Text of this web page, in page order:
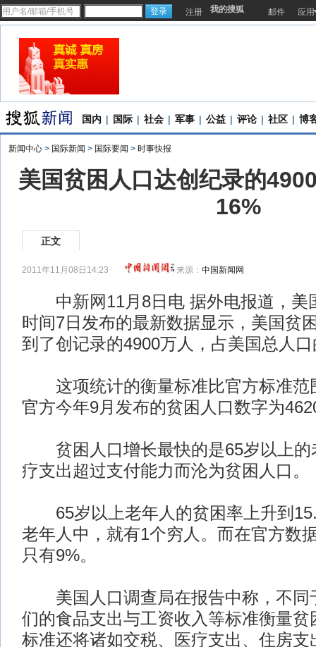
注册 我的搜狐 邮件 应用
国内 | 国际 | 社会 | 军事 | 公益 | 评论 | 社区 | 博
新闻中心 > 国际新闻 > 国际要闻 > 时事快报
美国贫困人口达创纪录的
16%
正文
2011年11月08日14:23 来源： 中国新闻网
中新网11月8日电 据外电报道，美
时间7日发布的最新数据显示，美国贫
到了创记录的4900万人，占美国总人
这项统计的衡量标准比官方标准范
官方今年9月发布的贫困人口数字为
贫困人口增长最快的是65岁以上的
疗支出超过支付能力而沦为贫困人口。
65岁以上老年人的贫困率上升到
老年人中，就有1个穷人。而在官方数
只有9%。
美国人口调查局在报告中称，不同
们的食品支出与工资收入等标准衡量贫
标准还将诸如交税、医疗支出、住房支